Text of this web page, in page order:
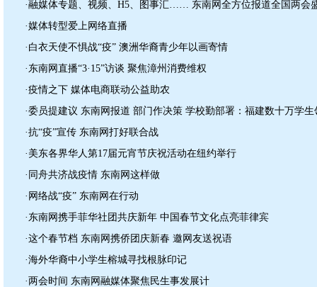
·融媒体专题、视频、H5、图事汇…… 东南网全方位报道全国两会
·媒体转型爱上网络直播
·白衣天使不惧战“疫” 澳洲华裔青少年以画寄情
·东南网直播“3·15”访谈 聚焦漳州消费维权
·疫情之下 媒体电商联动公益助农
·委员提建议 东南网报道 部门作决策 学校勤部署：福建数十万学
·抗“疫”宣传 东南网打好联合战
·美东各界华人第17届元宵节庆祝活动在纽约举行
·同舟共济战疫情 东南网这样做
·网络战“疫” 东南网在行动
·东南网携手菲华社团共庆新年 中国春节文化点亮菲律宾
·这个春节档 东南网携侨团庆新春 邀网友送祝语
·海外华裔中小学生榕城寻找根脉印记
·两会时间 东南网融媒体聚焦民生事发展计